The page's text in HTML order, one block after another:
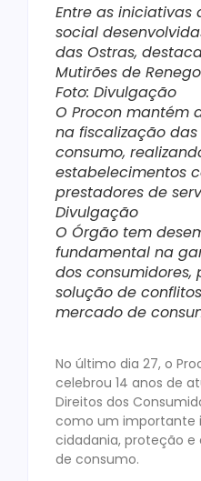
Entre as
social
das Ostras,
Mutirões de
Foto: Divulgação
O Procon mantém
na fiscalização
consumo,
estabelecimentos
prestadores de
Divulgação
O Órgão tem
fundamental na
dos consumidores,
solução de
mercado de
No último dia 27, o
celebrou 14 anos de
Direitos dos
como um importante
cidadania, proteção e
de consumo.